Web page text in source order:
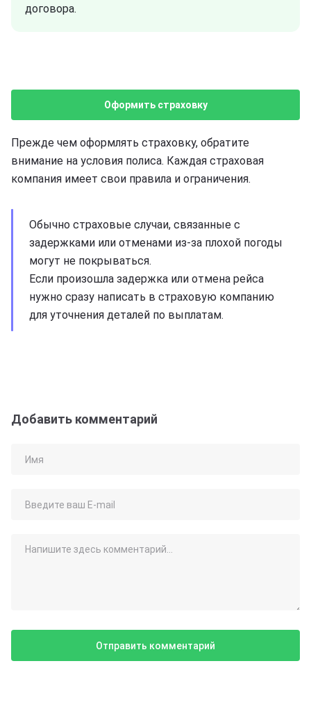
договора.
Оформить страховку
Прежде чем оформлять страховку, обратите
внимание на условия полиса. Каждая страховая
компания имеет свои правила и ограничения.
Обычно страховые случаи, связанные с
задержками или отменами из-за плохой погоды
могут не покрываться.
Если произошла задержка или отмена рейса
нужно сразу написать в страховую компанию
для уточнения деталей по выплатам.
Добавить комментарий